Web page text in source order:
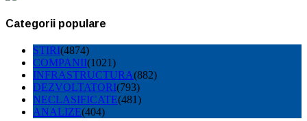
Categorii populare
STIRI(4874)
COMPANII(1021)
INFRASTRUCTURA(882)
DEZVOLTATORI(793)
NECLASIFICATE(481)
ANALIZE(404)